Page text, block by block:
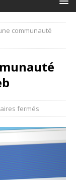
communauté
fermés